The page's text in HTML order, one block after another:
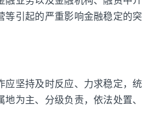
等引起的严重影响金融稳定的突
应坚持及时反应、力求稳定，统
为主、分级负责，依法处置、